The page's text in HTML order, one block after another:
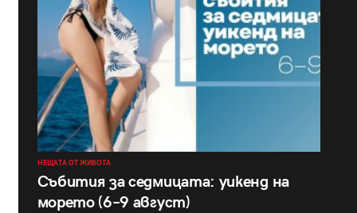
НЕЩАТА ОТ ЖИВОТА
Събития за седмицата: уикенд на
морето (6–9 август)